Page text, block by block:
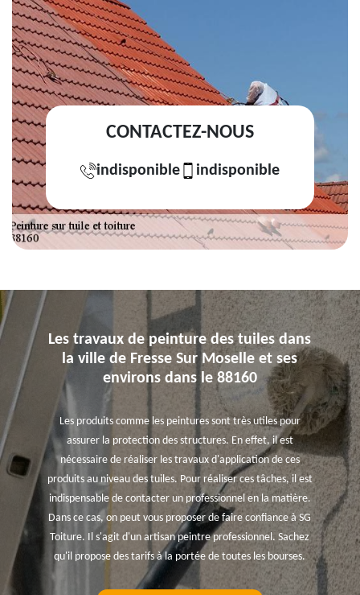
CONTACTEZ-NOUS
indisponible indisponible
Les travaux de peinture des tuiles dans
la ville de Fresse Sur Moselle et ses
environs dans le 88160
Les produits comme les peintures sont très utiles pour
assurer la protection des structures. En effet, il est
nécessaire de réaliser les travaux d'application de ces
produits au niveau des tuiles. Pour réaliser ces tâches, il est
indispensable de contacter un professionnel en la matière.
Dans ce cas, on peut vous proposer de faire confiance à SG
Toiture. Il s'agit d'un artisan peintre professionnel. Sachez
qu'il propose des tarifs à la portée de toutes les bourses.